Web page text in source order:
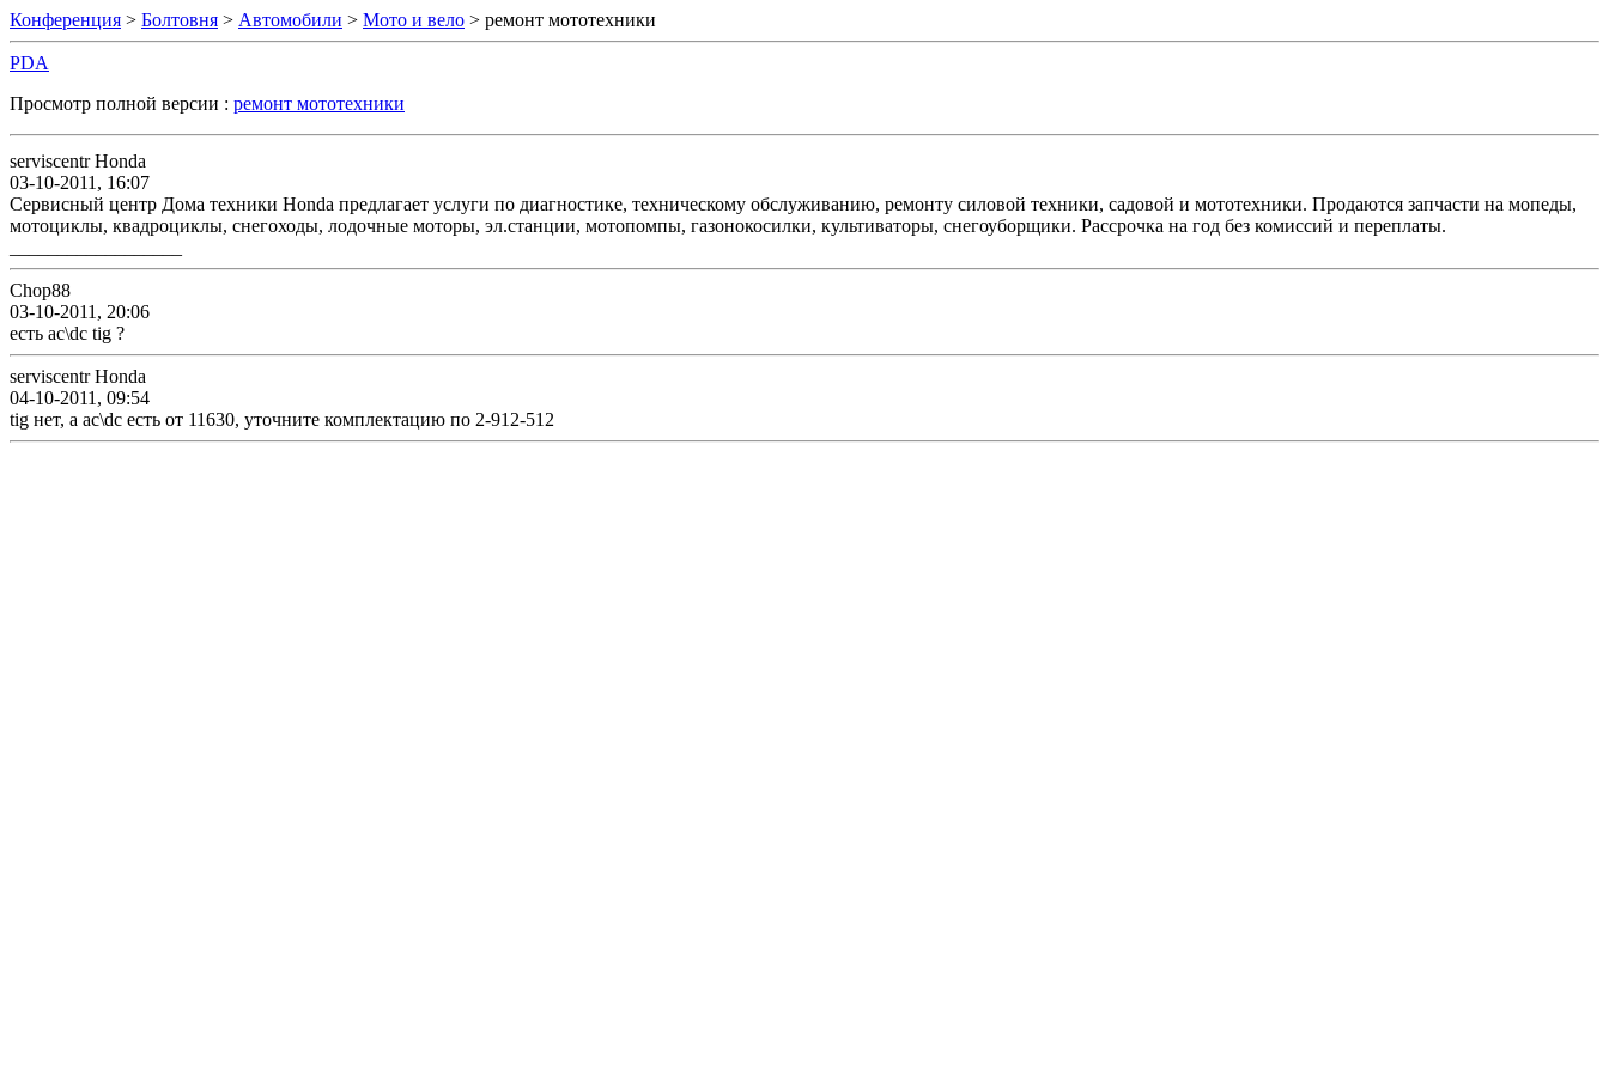
Конференция > Болтовня > Автомобили > Мото и вело > ремонт мототехники
PDA
Просмотр полной версии : ремонт мототехники
serviscentr Honda
03-10-2011, 16:07
Сервисный центр Дома техники Honda предлагает услуги по диагностике, техническому обслуживанию, ремонту силовой техники, садовой и мототехники. Продаются запчасти на мопеды,
мотоциклы, квадроциклы, снегоходы, лодочные моторы, эл.станции, мотопомпы, газонокосилки, культиваторы, снегоуборщики. Рассрочка на год без комиссий и переплаты.
Chop88
03-10-2011, 20:06
есть ac\dc tig ?
serviscentr Honda
04-10-2011, 09:54
tig нет, а ac\dc есть от 11630, уточните комплектацию по 2-912-512